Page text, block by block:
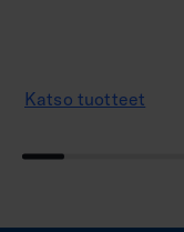
Katso tuotteet